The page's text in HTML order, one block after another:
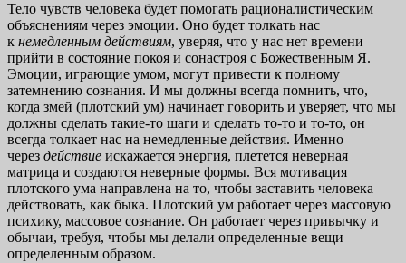
Тело чувств человека будет помогать рационалистическим
объяснениям через эмоции. Оно будет толкать нас
к немедленным действиям, уверяя, что у нас нет времени
прийти в состояние покоя и сонастроя с Божественным Я.
Эмоции, играющие умом, могут привести к полному
затемнению сознания. И мы должны всегда помнить, что,
когда змей (плотский ум) начинает говорить и уверяет, что мы
должны сделать такие-то шаги и сделать то-то и то-то, он
всегда толкает нас на немедленные действия. Именно
через действие искажается энергия, плетется неверная
матрица и создаются неверные формы. Вся мотивация
плотского ума направлена на то, чтобы заставить человека
действовать, как быка. Плотский ум работает через массовую
психику, массовое сознание. Он работает через привычку и
обычаи, требуя, чтобы мы делали определенные вещи
определенным образом.